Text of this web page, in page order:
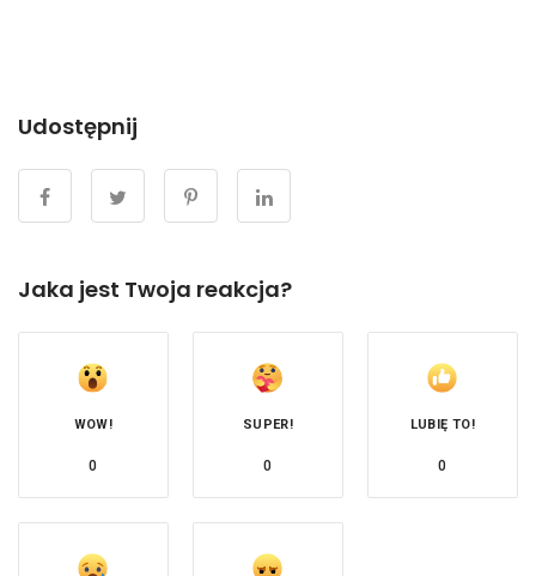
Udostępnij
Jaka jest Twoja reakcja?
WOW!
0
SUPER!
0
LUBIĘ TO!
0